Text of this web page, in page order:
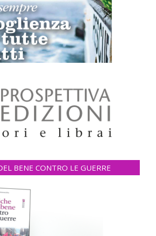
BENE CONTRO LE GUERRE